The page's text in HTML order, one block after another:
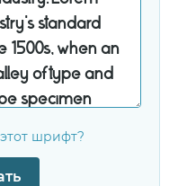
шрифт?